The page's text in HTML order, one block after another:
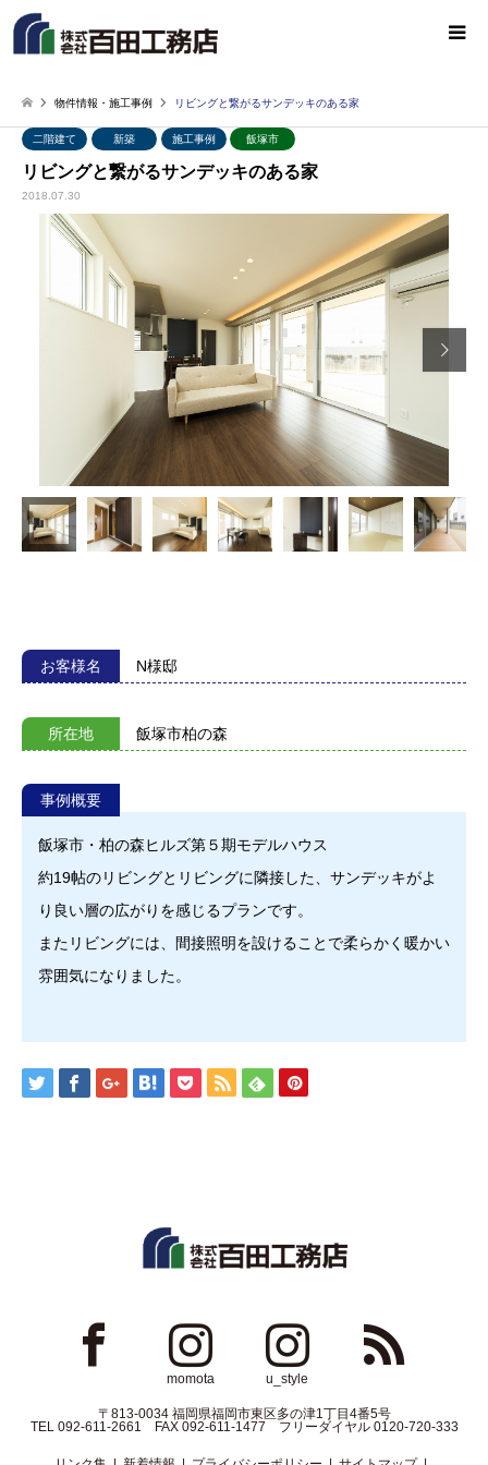
物件情報・施工事例 リビングと繋がるサンデッキのある家
二階建て 新築 施工事例 飯塚市
リビングと繋がるサンデッキのある家
2018.07.30

お客様名 N様邸
所在地 飯塚市柏の森
事例概要
飯塚市・柏の森ヒルズ第５期モデルハウス
約19帖のリビングとリビングに隣接した、サンデッキがよ
り良い層の広がりを感じるプランです。
またリビングには、間接照明を設けることで柔らかく暖かい
雰囲気になりました。
Instagram
momota
Instagram
u_style
RSS
〒813-0034 福岡県福岡市東区多の津1丁目4番5号
TEL 092-611-2661 FAX 092-611-1477 フリーダイヤル 0120-720-333